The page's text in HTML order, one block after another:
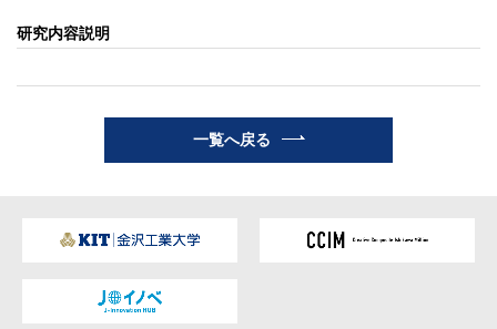
研究内容説明
一覧へ戻る